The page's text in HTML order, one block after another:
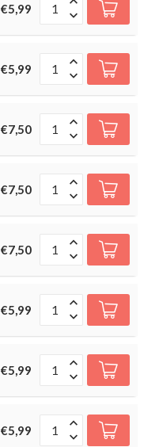
€5,99
€5,99
€7,50
€7,50
€7,50
€5,99
€5,99
€5,99